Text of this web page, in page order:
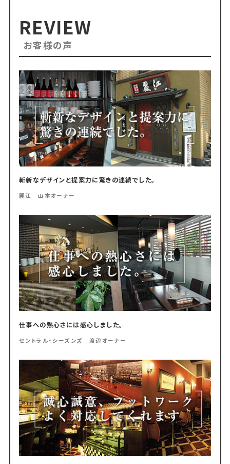
REVIEW
お客様の声
斬新なデザインと提案力に驚きの連続でした。
麗江 山本オーナー
仕事への熱心さには感心しました。
セントラル・シーズンズ 渡辺オーナー